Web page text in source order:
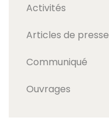
Activités
Articles de presse
Communiqué
Ouvrages